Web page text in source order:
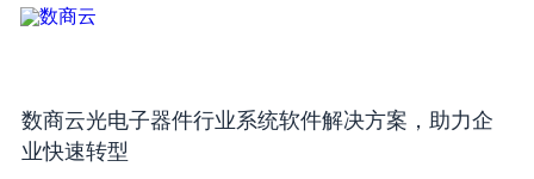
数商云光电子器件行业系统软件解决方案，助力企
业快速转型